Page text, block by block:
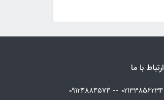
ارتباط با ما
02133856234 -- 09124884574